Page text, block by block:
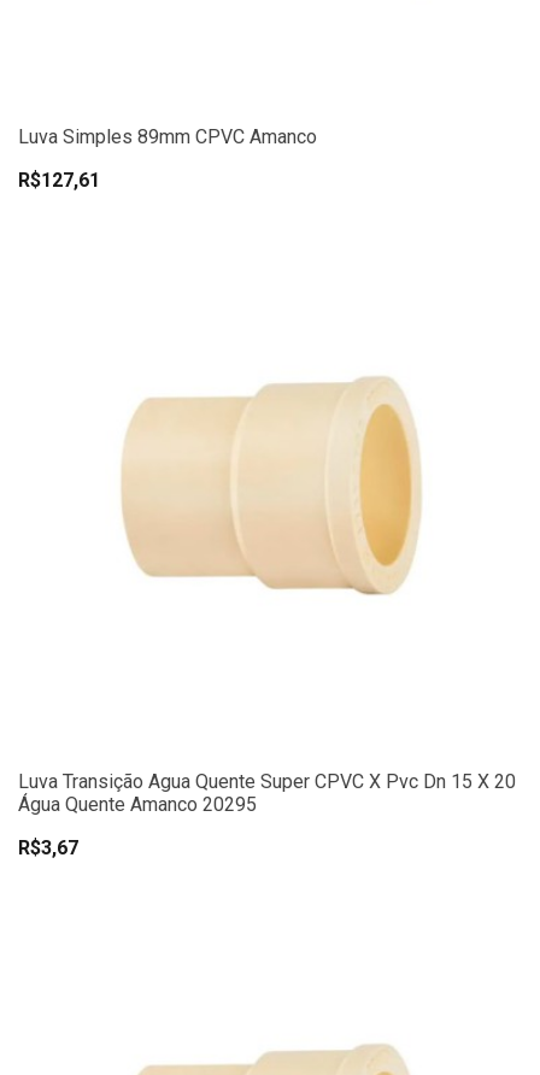
Luva Simples 89mm CPVC Amanco
R$127,61
Luva Transição Agua Quente Super CPVC X Pvc Dn 15 X 20
Água Quente Amanco 20295
R$3,67